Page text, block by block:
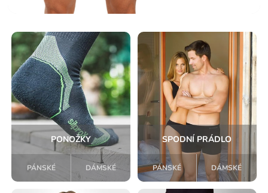
PONOŽKY
PÁNSKÉ DÁMSKÉ
SPODNÍ PRÁDLO
PÁNSKÉ DÁMSKÉ